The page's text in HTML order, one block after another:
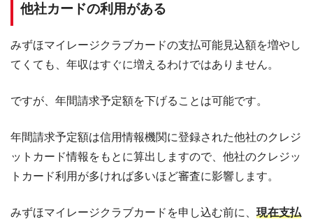
他社カードの利用がある
みずほマイレージクラブカードの支払可能見込額を増やし
てくても、年収はすぐに増えるわけではありません。
ですが、年間請求予定額を下げることは可能です。
年間請求予定額は信用情報機関に登録された他社のクレジ
ットカード情報をもとに算出しますので、他社のクレジッ
トカード利用が多ければ多いほど審査に影響します。
みずほマイレージクラブカードを申し込む前に、 現在支払